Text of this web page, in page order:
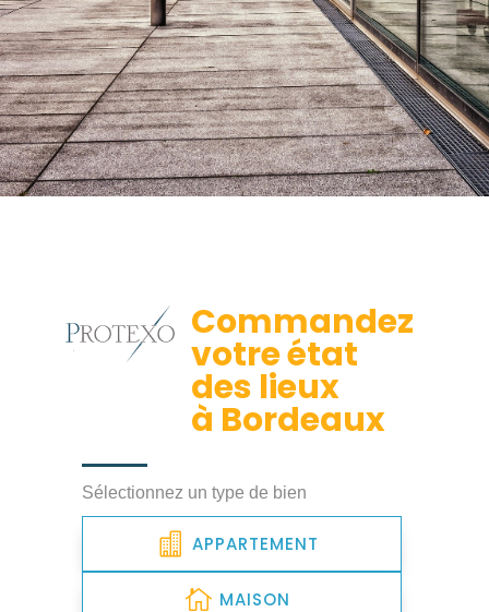
Commandez
votre état
des lieux
à Bordeaux
Sélectionnez un type de bien
APPARTEMENT
MAISON